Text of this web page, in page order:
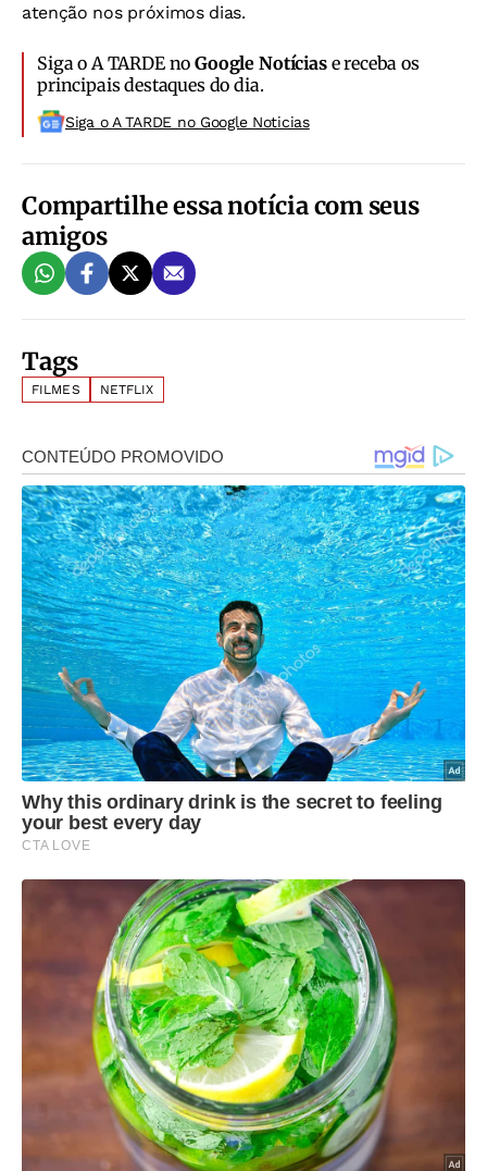
atenção nos próximos dias.
Siga o A TARDE noGoogle Notíciase receba os
principais destaques do dia.
Siga o A TARDE no Google Noticias
Compartilhe essa notícia com seus
amigos
Tags
FILMES NETFLIX